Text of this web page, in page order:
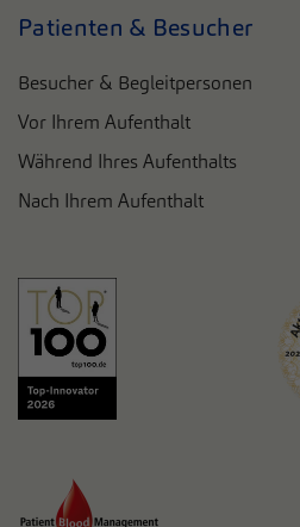
Patienten & Besucher
Besucher & Begleitpersonen
Vor Ihrem Aufenthalt
Während Ihres Aufenthalts
Nach Ihrem Aufenthalt